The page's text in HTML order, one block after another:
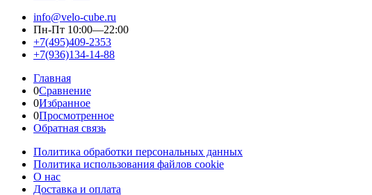
info@velo-cube.ru
Пн-Пт 10:00—22:00
+7(495)409-2353
+7(936)134-14-88
Главная
0Сравнение
0Избранное
0Просмотренное
Обратная связь
Политика обработки персональных данных
Политика использования файлов cookie
О нас
Доставка и оплата